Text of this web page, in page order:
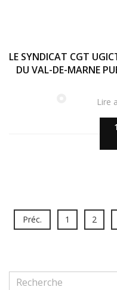
LE SYNDICAT CGT
DU VAL-DE-MARNE
Lire
Préc. 1 2